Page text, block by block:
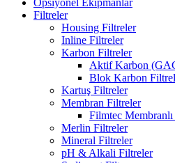
Filtreler
Housing Filtreler
Inline Filtreler
Karbon Filtreler
Aktif Karbon
Blok Karbon
Kartuş Filtreler
Membran Filtreler
Filmtec
Merlin Filtreler
Mineral Filtreler
pH & Alkali Filtreler